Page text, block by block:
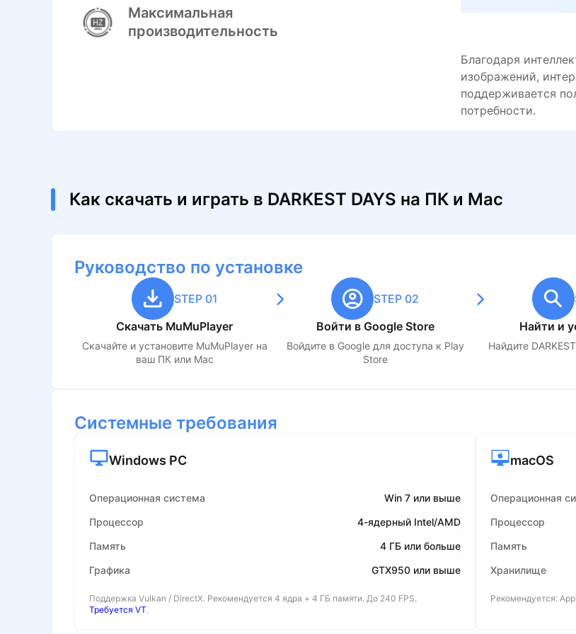
Максимальная
производительность
Благодаря
изображений,
поддерживается
потребности.
Как скачать и играть в DARKEST DAYS на ПК и Mac
Руководство по установке
STEP 01
Скачать MuMuPlayer
Скачайте и установите MuMuPlayer на
ваш ПК или Mac
STEP 02
Войти в Google Store
Войдите в Google для доступа к Play
Store
Найти и
Найдите
Системные требования
Windows PC
Операционная система
Win 7 или выше
Процессор
4-ядерный Intel/AMD
Память
4 ГБ или больше
Графика
GTX950 или выше
Поддержка Vulkan / DirectX. Рекомендуется 4 ядра + 4 ГБ памяти. До 240 FPS.
Требуется VT.
macOS
Операционная
Процессор
Память
Хранилище
Рекомендуется: